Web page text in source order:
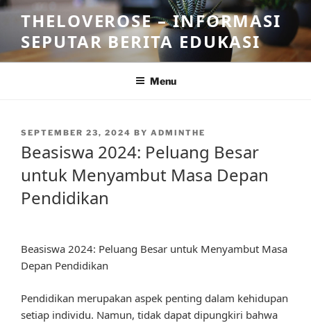
Skip
content
THELOVEROSE – INFORMASI
SEPUTAR BERITA EDUKASI
Menu
POSTED
SEPTEMBER 23, 2024 BY ADMINTHE
Beasiswa 2024: Peluang Besar
untuk Menyambut Masa Depan
Pendidikan
Beasiswa 2024: Peluang Besar untuk Menyambut Masa
Depan Pendidikan
Pendidikan merupakan aspek penting dalam kehidupan
setiap individu. Namun, tidak dapat dipungkiri bahwa